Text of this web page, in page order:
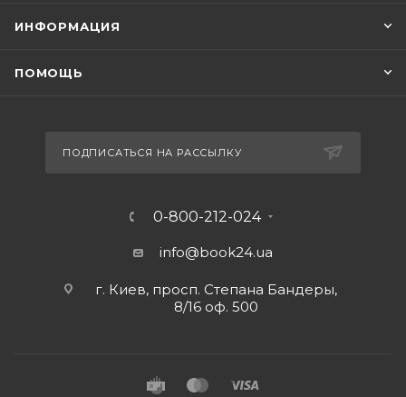
ИНФОРМАЦИЯ
ПОМОЩЬ
ПОДПИСАТЬСЯ НА РАССЫЛКУ
0-800-212-024
info@book24.ua
г. Киев, просп. Степана Бандеры,
8/16 оф. 500